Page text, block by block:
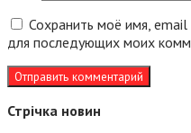
Сохранить моё имя,
для последующих моих
Стрічка новин